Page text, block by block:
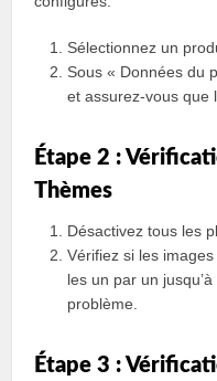
Sélectionnez un
Sous « Données du
et assurez-vous que
Étape 2 :
Thèmes
Désactivez tous les
Vérifiez si les
les un par un
problème.
Étape 3 :